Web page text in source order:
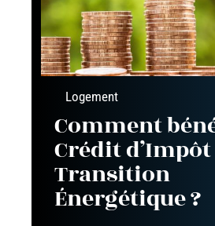
Logement
Comment
Crédit
Transition
Énergétique ?